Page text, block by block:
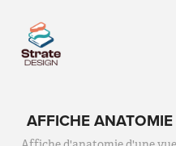
AFFICHE